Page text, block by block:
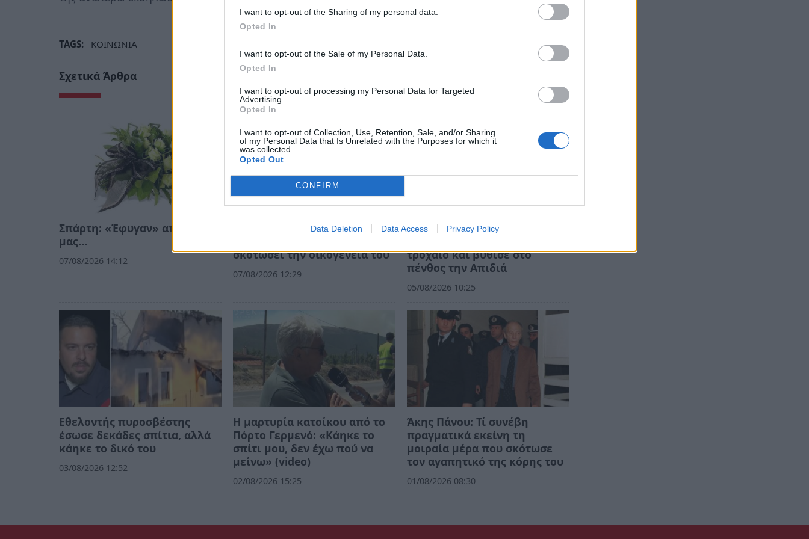
I want to opt-out of the Sharing of my personal data.
Opted In
I want to opt-out of the Sale of my Personal Data.
Opted In
I want to opt-out of processing my Personal Data for Targeted
Advertising.
Opted In
I want to opt-out of Collection, Use, Retention, Sale, and/or Sharing
of my Personal Data that Is Unrelated with the Purposes for which it
was collected.
Opted Out
CONFIRM
Data Deletion Data Access Privacy Policy
TAGS: ΚΟΙΝΩΝΙΑ
Σχετικά Άρθρα
Σπάρτη: «Έφυγαν» από κοντά
μας…
07/08/2026 14:12
Αθήνα: Πως ένα τελεσίγραφο
σκοτώσει την οικογένεια του
07/08/2026 12:29
Λακωνία: Η Ελένη αύριο θα
τροχαίο και βύθισε στο
πένθος την Απιδιά
05/08/2026 10:25
Εθελοντής πυροσβέστης
έσωσε δεκάδες σπίτια, αλλά
κάηκε το δικό του
03/08/2026 12:52
Η μαρτυρία κατοίκου από το
Πόρτο Γερμενό: «Κάηκε το
σπίτι μου, δεν έχω πού να
μείνω» (video)
02/08/2026 15:25
Άκης Πάνου: Τί συνέβη
πραγματικά εκείνη τη
μοιραία μέρα που σκότωσε
τον αγαπητικό της κόρης του
01/08/2026 08:30